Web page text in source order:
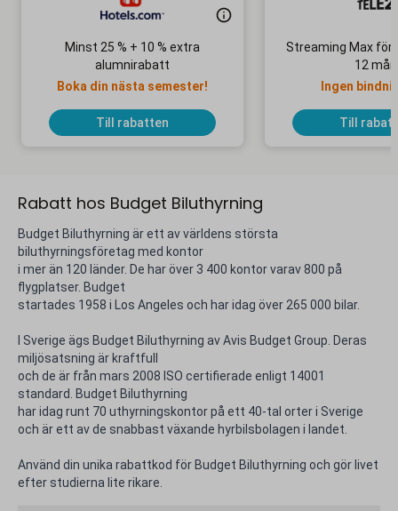
Rabatt hos Budget Biluthyrning
Budget Biluthyrning är ett av världens största
biluthyrningsföretag med kontor
i mer än 120 länder. De har över 3 400 kontor varav 800 på
flygplatser. Budget
startades 1958 i Los Angeles och har idag över 265 000 bilar.
I Sverige ägs Budget Biluthyrning av Avis Budget Group. Deras
miljösatsning är kraftfull
och de är från mars 2008 ISO certifierade enligt 14001
standard. Budget Biluthyrning
har idag runt 70 uthyrningskontor på ett 40-tal orter i Sverige
och är ett av de snabbast växande hyrbilsbolagen i landet.
Använd din unika rabattkod för Budget Biluthyrning och gör livet
efter studierna lite rikare.
Minst 25 % + 10 % extra
alumnirabatt
Boka din nästa semester!
Till rabatten
Streaming Max för
12 mån
Ingen
Till